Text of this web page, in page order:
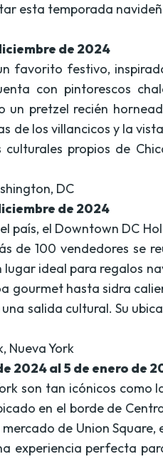
esta temporada
de 2024
favorito festivo,
con pintorescos
pretzel recién
de los villancicos y la
propios de
DC
de 2024
país, el Downtown DC
de 100 vendedores se
ideal para regalos
gourmet hasta sidra
salida cultural. Su
Nueva York
2024 al 5 de enero de
son tan icónicos
en el borde de
de Union
experiencia perfecta